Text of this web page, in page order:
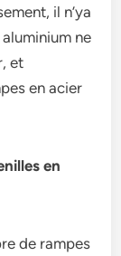
il n’ya
ne
et
en acier
en
de rampes